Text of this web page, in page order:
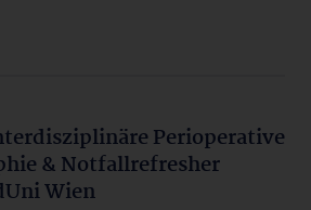
Perioperative
& Notfallrefresher
Wien